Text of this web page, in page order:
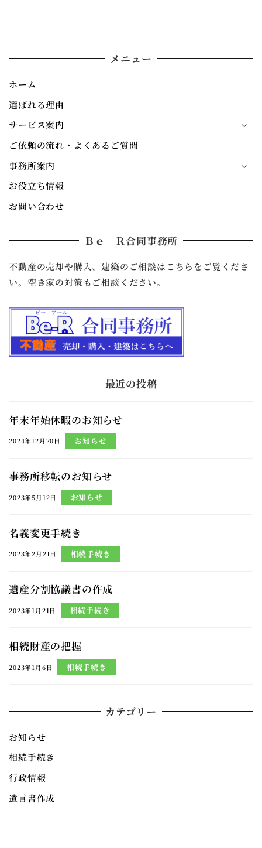
メニュー
ホーム
選ばれる理由
サービス案内
ご依頼の流れ・よくあるご質問
事務所案内
お役立ち情報
お問い合わせ
Ｂｅ‐Ｒ合同事務所
不動産の売却や購入、建築のご相談はこちらをご覧くださ
い。空き家の対策もご相談ください。
最近の投稿
年末年始休暇のお知らせ
2024年12月20日 お知らせ
事務所移転のお知らせ
2023年5月12日 お知らせ
名義変更手続き
2023年2月21日 相続手続き
遺産分割協議書の作成
2023年1月21日 相続手続き
相続財産の把握
2023年1月6日 相続手続き
カテゴリー
お知らせ
相続手続き
行政情報
遺言書作成